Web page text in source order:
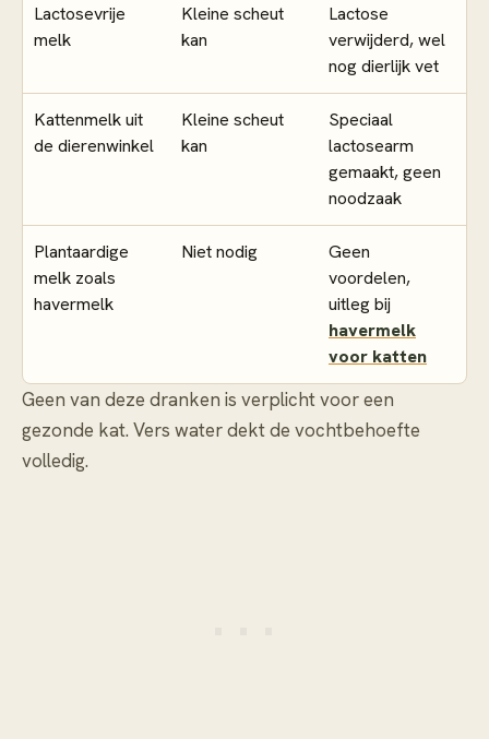
Lactosevrije
melk
Kleine scheut
kan
Lactose
verwijderd, wel
nog dierlijk vet
Kattenmelk uit
de dierenwinkel
Kleine scheut
kan
Speciaal
lactosearm
gemaakt, geen
noodzaak
Plantaardige
melk zoals
havermelk
Niet nodig
Geen
voordelen,
uitleg bij
havermelk
voor katten
Geen van deze dranken is verplicht voor een
gezonde kat. Vers water dekt de vochtbehoefte
volledig.